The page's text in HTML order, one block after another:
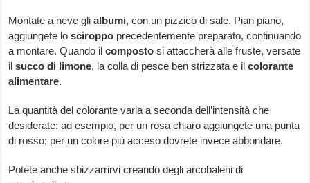
Montate a neve glialbumi, con un pizzico di sale. Pian piano,
aggiungete losciroppo precedentemente preparato, continuando
a montare. Quando ilcomposto si attaccherà alle fruste, versate
ilsucco di limone, la colla di pesce ben strizzata e ilcolorante
alimentare.
La quantità del colorante varia a seconda dell’intensità che
desiderate: ad esempio, per un rosa chiaro aggiungete una punta
di rosso; per un colore più acceso dovrete invece abbondare.
Potete anche sbizzarrirvi creando degli arcobaleni di